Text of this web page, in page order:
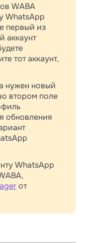
WABA
WhatsApp
первый из
аккаунт
тот аккаунт,
нужен новый
втором поле
обновления
WhatsApp
от